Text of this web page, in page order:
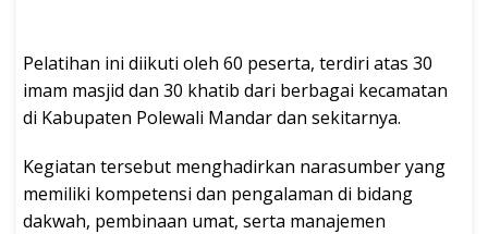
Pelatihan ini diikuti oleh 60 peserta, terdiri atas 30
imam masjid dan 30 khatib dari berbagai kecamatan
di Kabupaten Polewali Mandar dan sekitarnya.
Kegiatan tersebut menghadirkan narasumber yang
memiliki kompetensi dan pengalaman di bidang
dakwah, pembinaan umat, serta manajemen